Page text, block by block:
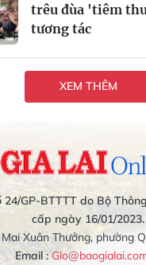
trêu đùa 'tiêm
tương tác
XEM THÊM
24/GP-BTTTT do Bộ
cấp ngày 16/01/2023.
Xuân Thưởng, phường
Email :